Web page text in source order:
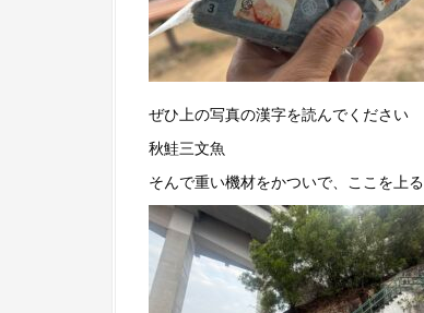
ぜひ上の写真の漢字を読んでください
秋鮭三文魚
そんで重い機材をかついで、ここを上る